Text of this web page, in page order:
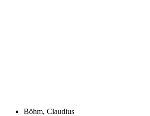
Böhm, Claudius